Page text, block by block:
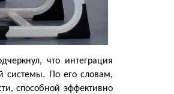
что интеграция
системы. По его словам,
способной эффективно